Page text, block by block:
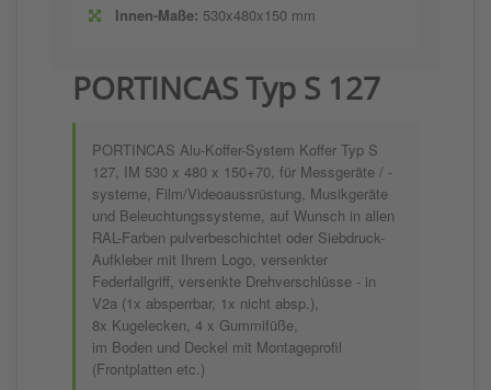
Innen-Maße: 530x480x150 mm
PORTINCAS Typ S 127
PORTINCAS Alu-Koffer-System Koffer Typ S
127, IM 530 x 480 x 150+70, für Messgeräte / -
systeme, Film/Videoaussrüstung, Musikgeräte
und Beleuchtungssysteme, auf Wunsch in allen
RAL-Farben pulverbeschichtet oder Siebdruck-
Aufkleber mit Ihrem Logo, versenkter
Federfallgriff, versenkte Drehverschlüsse - in
V2a (1x absperrbar, 1x nicht absp.),
8x Kugelecken, 4 x Gummifüße,
im Boden und Deckel mit Montageprofil
(Frontplatten etc.)